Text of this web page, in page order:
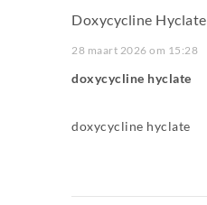
Doxycycline Hyclate
28 maart 2026 om 15:28
doxycycline hyclate
doxycycline hyclate